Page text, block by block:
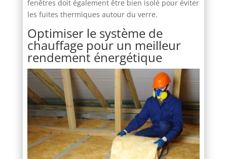
fenêtres doit également être bien isolé pour éviter
les fuites thermiques autour du verre.
Optimiser le système de
chauffage pour un meilleur
rendement énergétique